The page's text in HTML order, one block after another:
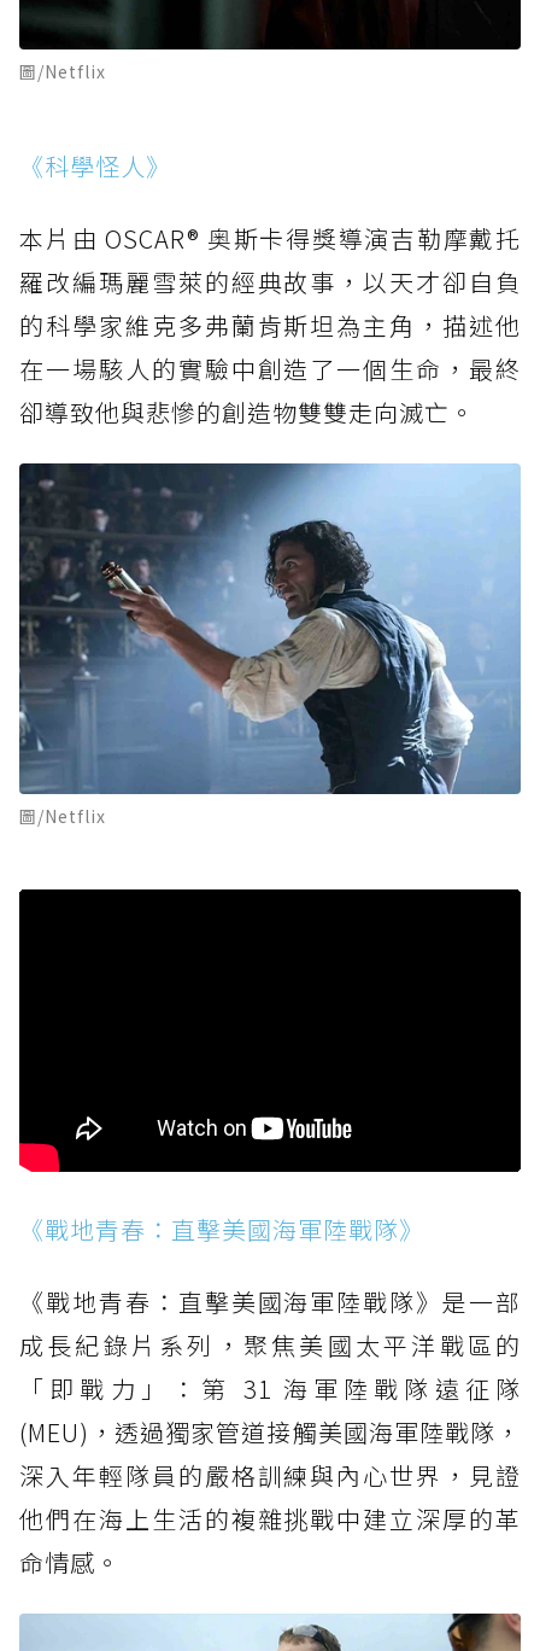
圖/Netflix
《科學怪人》
本片由 OSCAR® 奥斯卡得獎導演吉勒摩戴托
羅改編瑪麗雪萊的經典故事，以天才卻自負
的科學家維克多弗蘭肯斯坦為主角，描述他
在一場駭人的實驗中創造了一個生命，最終
卻導致他與悲慘的創造物雙雙走向滅亡。
圖/Netflix
《戰地青春：直擊美國海軍陸戰隊》
《戰地青春：直擊美國海軍陸戰隊》是一部
成長紀錄片系列，聚焦美國太平洋戰區的
「即戰力」：第 31 海軍陸戰隊遠征隊
(MEU)，透過獨家管道接觸美國海軍陸戰隊，
深入年輕隊員的嚴格訓練與內心世界，見證
他們在海上生活的複雜挑戰中建立深厚的革
命情感。